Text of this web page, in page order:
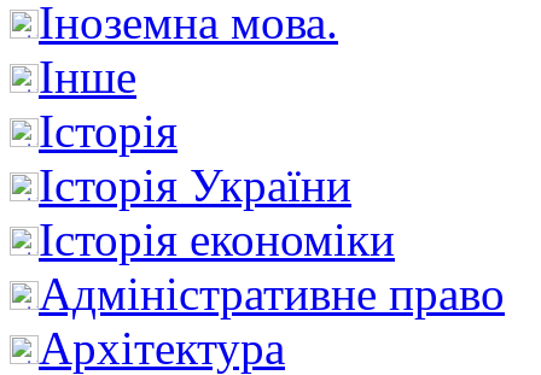
Іноземна мова.
Інше
Історія
Історія України
Історія економіки
Адміністративне право
Архітектура